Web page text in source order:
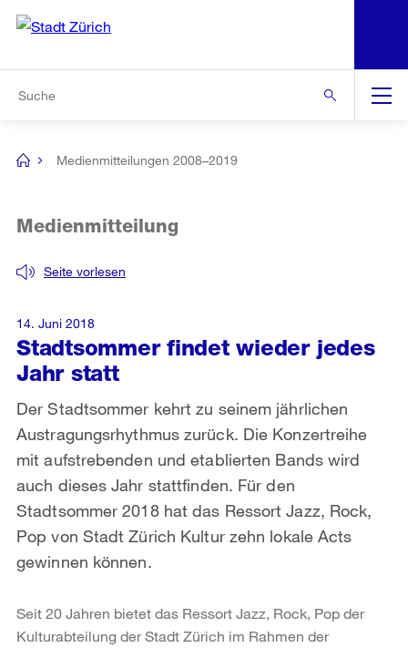
Navigation
[no
Medienmitteilungen 2008–2019
Stadtsommer findet wieder jedes
Jahr statt
Seite vorlesen
Medienmitteilung
Der Stadtsommer kehrt zu seinem jährlichen
Austragungsrhythmus zurück. Die Konzertreihe
mit aufstrebenden und etablierten Bands wird
auch dieses Jahr stattfinden. Für den
Stadtsommer 2018 hat das Ressort Jazz, Rock,
Pop von Stadt Zürich Kultur zehn lokale Acts
gewinnen können.
14. Juni 2018
Seit 20 Jahren bietet das Ressort Jazz, Rock, Pop der
Kulturabteilung der Stadt Zürich im Rahmen der